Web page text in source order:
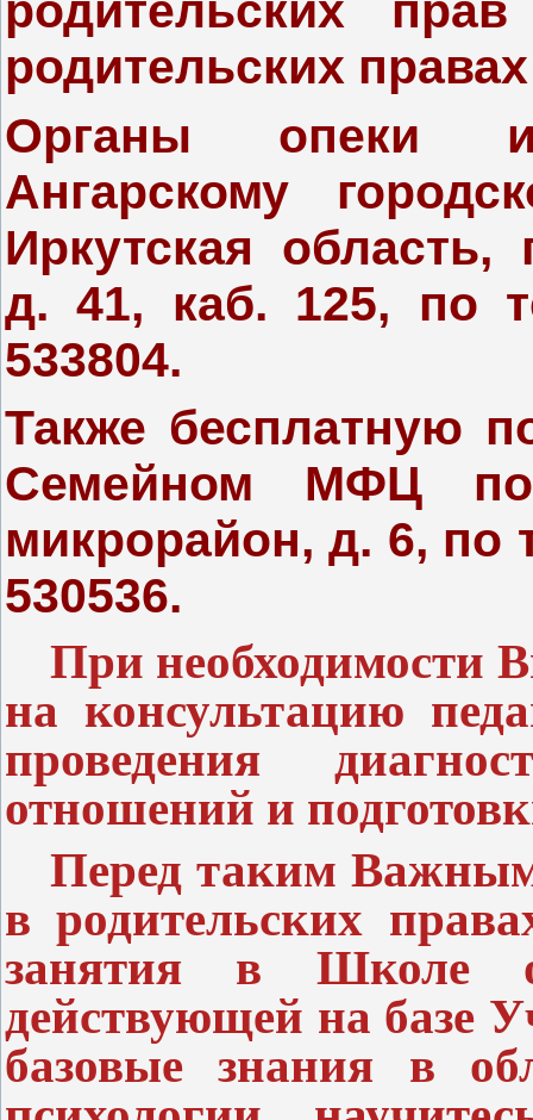
родительских
Органы опеки и
Ангарскому
Иркутская область,
д. 41, каб. 125, по
533804.
Также бесплатную
Семейном МФЦ по
микрорайон, д. 6, по
530536.
При необходимости
на консультацию
проведения
отношений и
Перед таким
в родительских
занятия в Школе
действующей на базе
базовые знания в